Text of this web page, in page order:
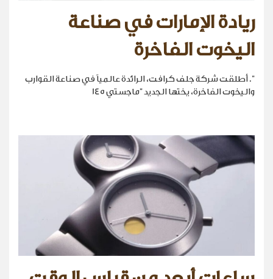
ريادة الإمارات في صناعة
اليخوت الفاخرة
". أطلقت شركة جلف كرافت، الرائدة عالمياً في صناعة القوارب
واليخوت الفاخرة، يختها الجديد "ماجستي 145